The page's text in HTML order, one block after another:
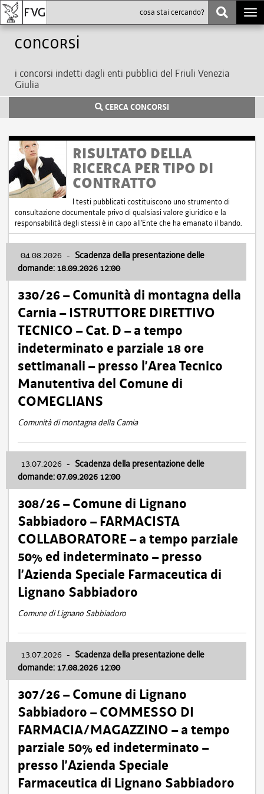
Concorsi
i concorsi indetti dagli enti pubblici del Friuli Venezia
Giulia
CERCA CONCORSI
RISULTATO DELLA
RICERCA PER TIPO DI
CONTRATTO
I testi pubblicati costituiscono uno strumento di
consultazione documentale privo di qualsiasi valore giuridico e la
responsabilità degli stessi è in capo all'Ente che ha emanato il bando.
04.08.2026 - Scadenza della presentazione delle
domande: 18.09.2026 12:00
330/26 – Comunità di montagna della
Carnia – ISTRUTTORE DIRETTIVO
TECNICO – Cat. D – a tempo
indeterminato e parziale 18 ore
settimanali – presso l’Area Tecnico
Manutentiva del Comune di
COMEGLIANS
Comunità di montagna della Carnia
13.07.2026 - Scadenza della presentazione delle
domande: 07.09.2026 12:00
308/26 – Comune di Lignano
Sabbiadoro – FARMACISTA
COLLABORATORE – a tempo parziale
50% ed indeterminato – presso
l’Azienda Speciale Farmaceutica di
Lignano Sabbiadoro
Comune di Lignano Sabbiadoro
13.07.2026 - Scadenza della presentazione delle
domande: 17.08.2026 12:00
307/26 – Comune di Lignano
Sabbiadoro – COMMESSO DI
FARMACIA/MAGAZZINO – a tempo
parziale 50% ed indeterminato –
presso l’Azienda Speciale
Farmaceutica di Lignano Sabbiadoro